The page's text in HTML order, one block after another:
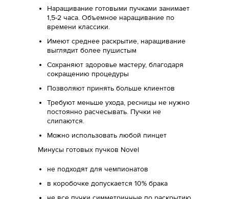
Наращивание готовыми пучками занимает
1,5-2 часа. Объемное наращивание по
времени классики.
Имеют среднее раскрытие, наращивание
выглядит более пушистым
Сохраняют здоровье мастеру, благодаря
сокращению процедуры
Позволяют принять больше клиентов
Требуют меньше ухода, ресницы не нужно
постоянно расчесывать. Пучки не
слипаются.
Можно использовать любой пинцет
Минусы готовых пучков Novel
не подходят для чемпионатов
в коробочке допускается 10% брака